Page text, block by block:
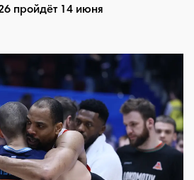
пройдёт 14 июня